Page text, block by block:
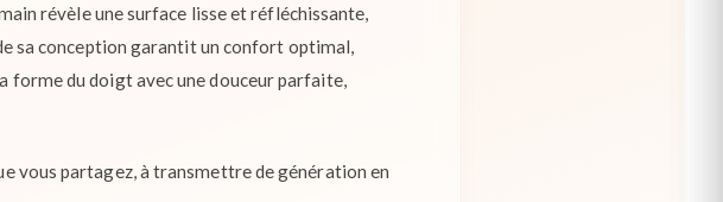
révèle une surface lisse et réfléchissante,
sa conception garantit un confort optimal,
forme du doigt avec une douceur parfaite,
vous partagez, à transmettre de génération en